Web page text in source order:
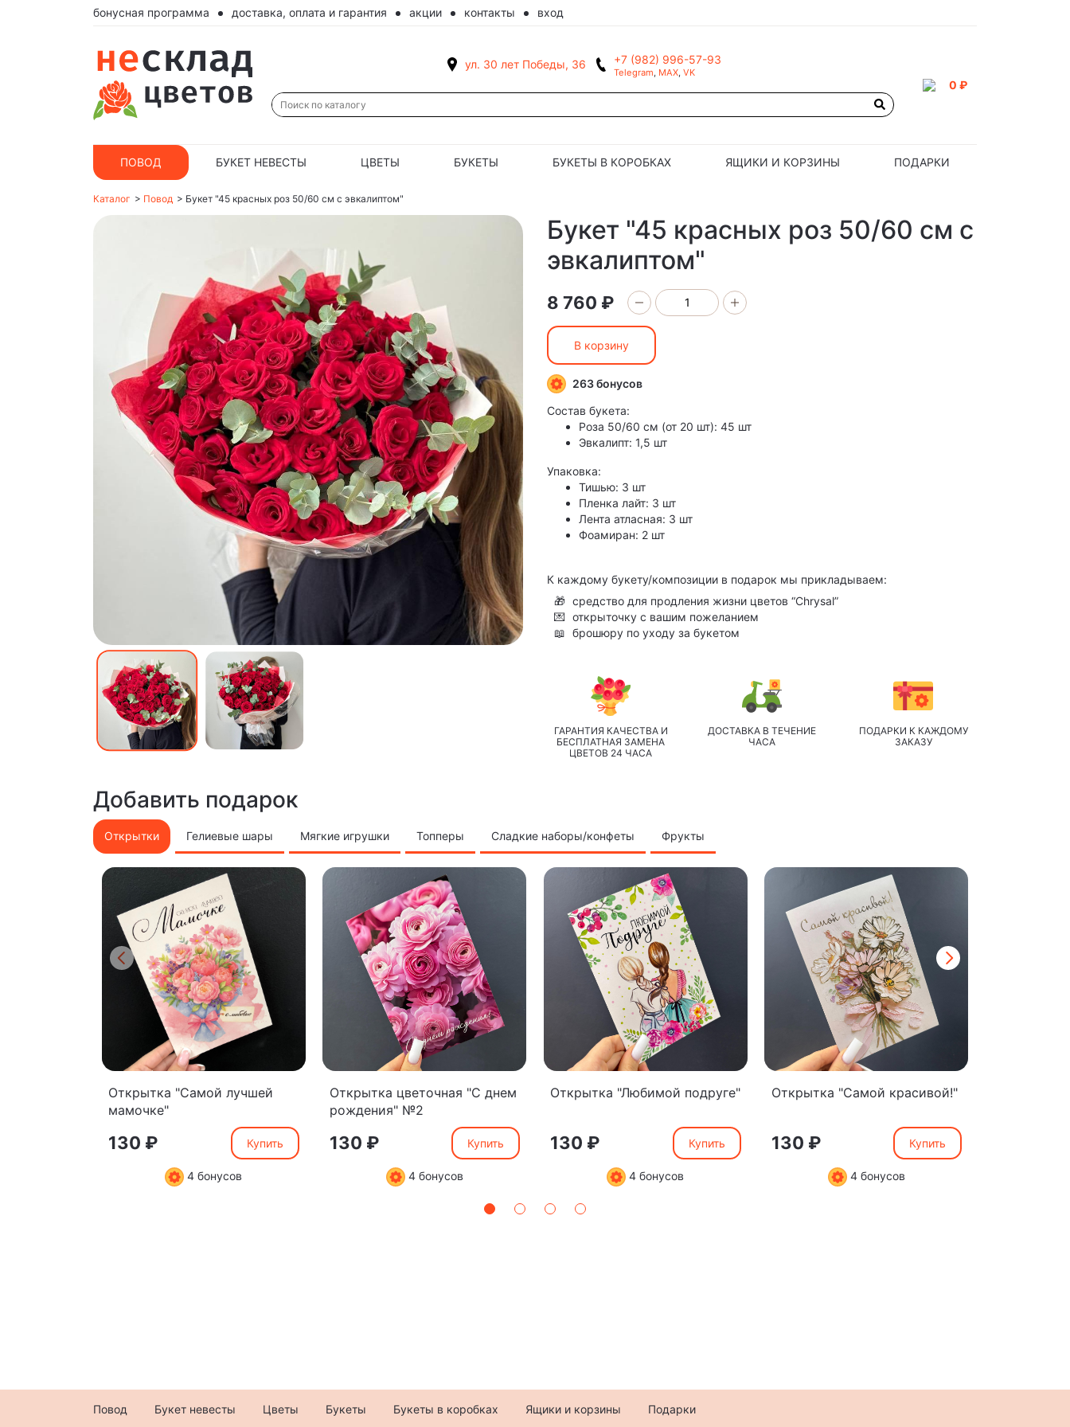
бонусная программа доставка, оплата и гарантия акции контакты вход
ул. 30 лет Победы, 36 +7 (982) 996-57-93
Telegram, MAX, VK
0 ₽
ПОВОД БУКЕТ НЕВЕСТЫ ЦВЕТЫ БУКЕТЫ БУКЕТЫ В КОРОБКАХ ЯЩИКИ И КОРЗИНЫ ПОДАРКИ
Каталог > Повод > Букет "45 красных роз 50/60 см с эвкалиптом"
Букет "45 красных роз 50/60 см с
эвкалиптом"
8 760 ₽
В корзину
263 бонусов
Состав букета:
Роза 50/60 см (от 20 шт): 45 шт
Эвкалипт: 1,5 шт
Упаковка:
Тишью: 3 шт
Пленка лайт: 3 шт
Лента атласная: 3 шт
Фоамиран: 2 шт
К каждому букету/композиции в подарок мы прикладываем:
🎁 средство для продления жизни цветов “Chrysal”
💌 открыточку с вашим пожеланием
📖 брошюру по уходу за букетом
ГАРАНТИЯ КАЧЕСТВА И
БЕСПЛАТНАЯ ЗАМЕНА
ЦВЕТОВ 24 ЧАСА
ДОСТАВКА В ТЕЧЕНИЕ
ЧАСА
ПОДАРКИ К КАЖДОМУ
ЗАКАЗУ
Добавить подарок
Открытки Гелиевые шары Мягкие игрушки Топперы Сладкие наборы/конфеты Фрукты
Открытка "Самой лучшей
мамочке"
130 ₽ Купить
4 бонусов
Открытка цветочная "С днем
рождения" №2
130 ₽ Купить
4 бонусов
Открытка "Любимой подруге"
130 ₽ Купить
4 бонусов
Открытка "Самой красивой!"
130 ₽ Купить
4 бонусов
Повод Букет невесты Цветы Букеты Букеты в коробках Ящики и корзины Подарки